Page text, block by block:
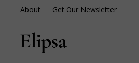
About Get Our Newsletter